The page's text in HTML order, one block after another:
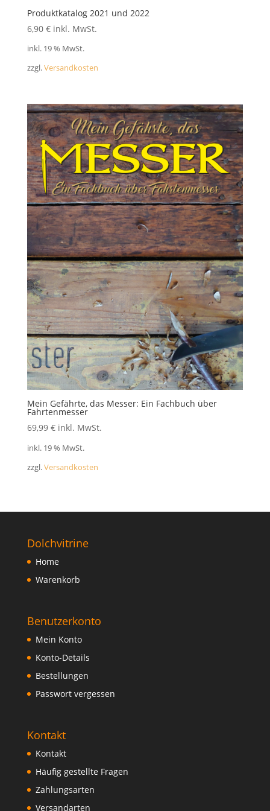
Produktkatalog 2021 und 2022
6,90 € inkl. MwSt.
inkl. 19 % MwSt.
zzgl.Versandkosten
Mein Gefährte, das Messer: Ein Fachbuch über
Fahrtenmesser
69,99 € inkl. MwSt.
inkl. 19 % MwSt.
zzgl.Versandkosten
Dolchvitrine
Home
Warenkorb
Benutzerkonto
Mein Konto
Konto-Details
Bestellungen
Passwort vergessen
Kontakt
Kontakt
Häufig gestellte Fragen
Zahlungsarten
Versandarten